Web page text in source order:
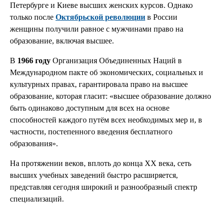
Петербурге и Киеве высших женских курсов. Однако
только после Октябрьской революции в России
женщины получили равное с мужчинами право на
образование, включая высшее.
В 1966 году Организация Объединенных Наций в
Международном пакте об экономических, социальных и
культурных правах, гарантировала право на высшее
образование, которая гласит: «высшее образование должно
быть одинаково доступным для всех на основе
способностей каждого путём всех необходимых мер и, в
частности, постепенного введения бесплатного
образования».
На протяжении веков, вплоть до конца XX века, сеть
высших учебных заведений быстро расширяется,
представляя сегодня широкий и разнообразный спектр
специализаций.